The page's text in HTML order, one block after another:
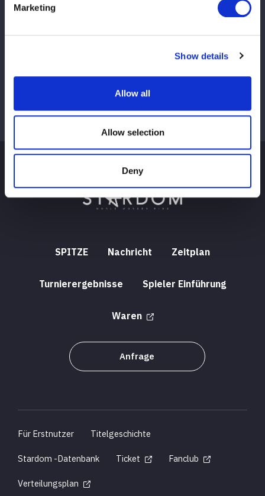
Marketing
Show details
Allow all
Allow selection
Deny
Alle anzeigen
SPITZE Nachricht Zeitplan
Turnierergebnisse Spieler Einführung
Waren
Anfrage
Für Erstnutzer
Titelgeschichte
Stardom -Datenbank
Ticket
Fanclub
Verteilungsplan